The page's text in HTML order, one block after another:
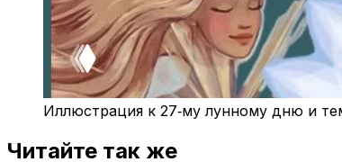
Иллюстрация к 27‑му лунному дню и
Читайте так же